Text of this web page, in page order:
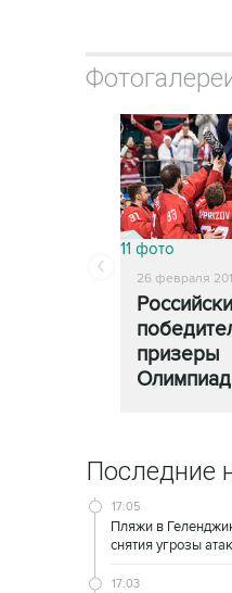
11 фото
26 февраля
призеры
Последние
17:05
Пляжи в
снятия угрозы
17:03